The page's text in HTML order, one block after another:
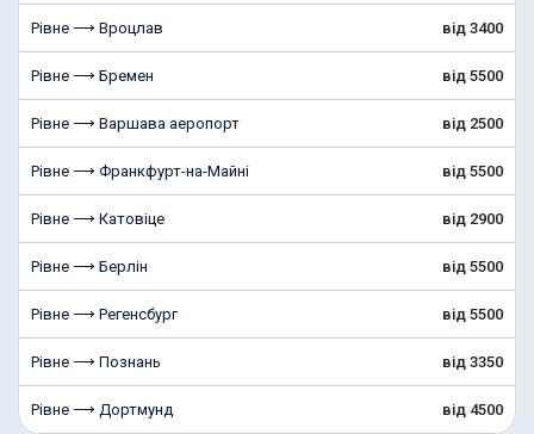
Рівне ⟶ Вроцлав від 3400
Рівне ⟶ Бремен від 5500
Рівне ⟶ Варшава аеропорт від 2500
Рівне ⟶ Франкфурт-на-Майні від 5500
Рівне ⟶ Катовіце від 2900
Рівне ⟶ Берлін від 5500
Рівне ⟶ Регенсбург від 5500
Рівне ⟶ Познань від 3350
Рівне ⟶ Дортмунд від 4500